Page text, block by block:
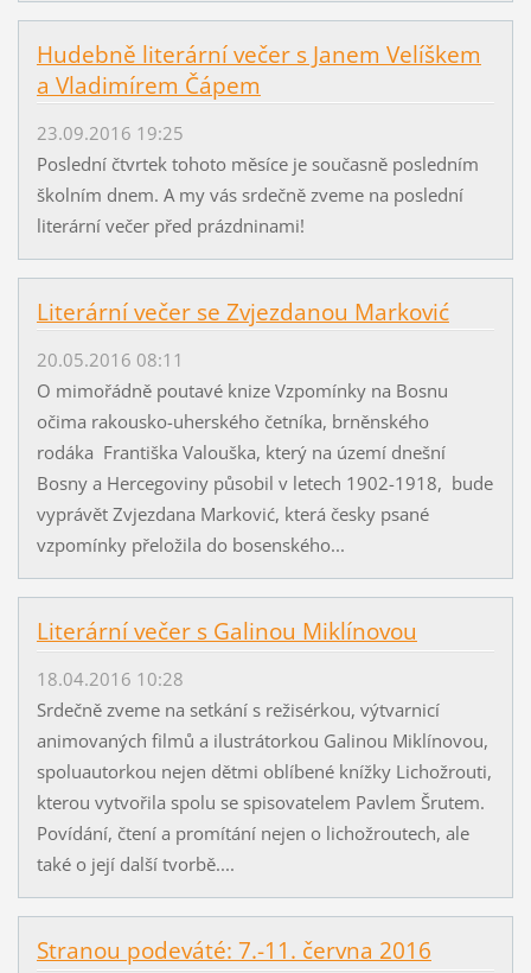
Hudebně literární večer s Janem Velíškem
a Vladimírem Čápem
23.09.2016 19:25
Poslední čtvrtek tohoto měsíce je současně posledním
školním dnem. A my vás srdečně zveme na poslední
literární večer před prázdninami!
Literární večer se Zvjezdanou Marković
20.05.2016 08:11
O mimořádně poutavé knize Vzpomínky na Bosnu
očima rakousko-uherského četníka, brněnského
rodáka Františka Valouška, který na území dnešní
Bosny a Hercegoviny působil v letech 1902-1918, bude
vyprávět Zvjezdana Marković, která česky psané
vzpomínky přeložila do bosenského...
Literární večer s Galinou Miklínovou
18.04.2016 10:28
Srdečně zveme na setkání s režisérkou, výtvarnicí
animovaných filmů a ilustrátorkou Galinou Miklínovou,
spoluautorkou nejen dětmi oblíbené knížky Lichožrouti,
kterou vytvořila spolu se spisovatelem Pavlem Šrutem.
Povídání, čtení a promítání nejen o lichožroutech, ale
také o její další tvorbě....
Stranou podeváté: 7.-11. června 2016